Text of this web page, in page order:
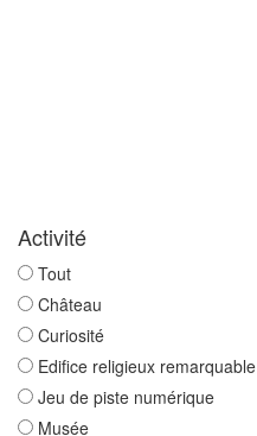
Activité
Tout
Château
Curiosité
Edifice religieux remarquable
Jeu de piste numérique
Musée